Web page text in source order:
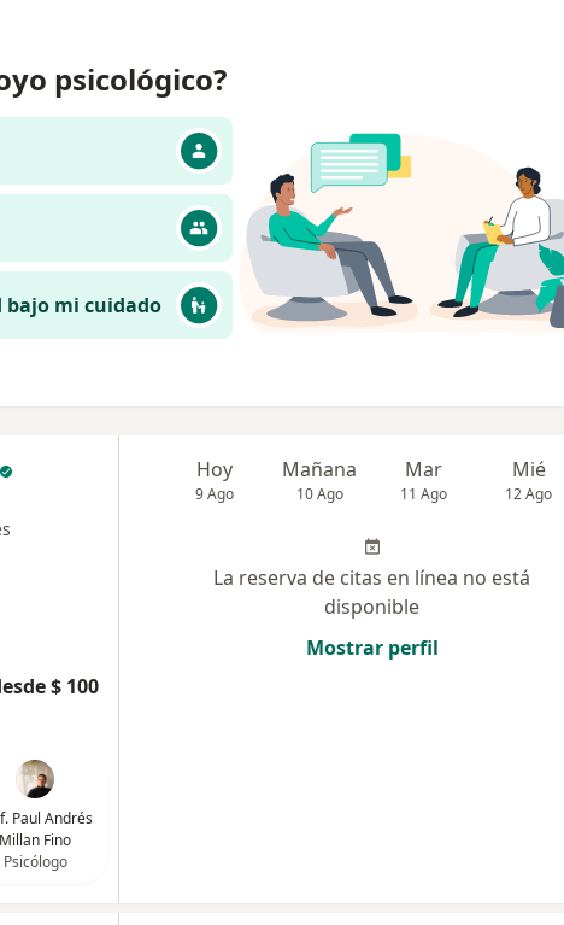
psicológico?
bajo mi cuidado
$ 100
Paul Andrés
Millan Fino
Psicólogo
Hoy
9 Ago
Mañana
10 Ago
Mar
11 Ago
Mié
12 Ago
La reserva de citas en línea no está
disponible
Mostrar perfil